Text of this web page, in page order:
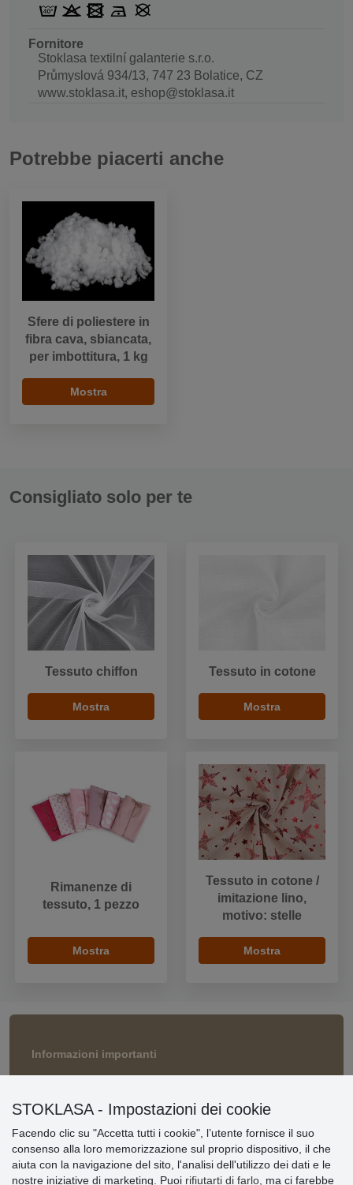
Fornitore
Stoklasa textilní galanterie s.r.o.
Průmyslová 934/13, 747 23 Bolatice, CZ
www.stoklasa.it, eshop@stoklasa.it
Potrebbe piacerti anche
Sfere di poliestere in
fibra cava, sbiancata,
per imbottitura, 1 kg
Mostra
Consigliato solo per te
Tessuto chiffon
Mostra
Tessuto in cotone
Mostra
Rimanenze di
tessuto, 1 pezzo
Mostra
Tessuto in cotone /
imitazione lino,
motivo: stelle
Mostra
Informazioni importanti
» Informativa sulla Privacy
» Consegna e pagamento
» Garanzia e resi
» Programma fedeltà
STOKLASA - Impostazioni dei cookie
Facendo clic su "Accetta tutti i cookie", l’utente fornisce il suo
consenso alla loro memorizzazione sul proprio dispositivo, il che
aiuta con la navigazione del sito, l'analisi dell'utilizzo dei dati e le
nostre iniziative di marketing. Puoi rifiutarti di farlo , ma ci farebbe